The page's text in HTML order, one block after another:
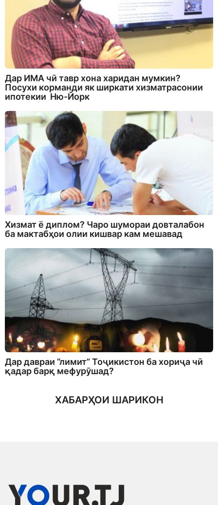
Дар ИМА чӣ тавр хона харидан мумкин?
Посухи корманди як ширкати хизматрасонии
ипотекии Ню-Йорк
Хизмат ё диплом? Чаро шумораи довталабон
ба мактабҳои олии кишвар кам мешавад
Дар давраи “лимит” Тоҷикистон ба хориҷа чӣ
қадар барқ мефурӯшад?
ХАБАРҲОИ ШАРИКОН